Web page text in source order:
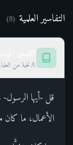
التفاسير العلمية (
8
)
نخبة من
قل -أيها الرسول-
الأعمال، ما كان